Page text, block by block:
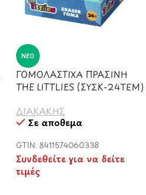
ΝΈΟ
ΓΟΜΟΛΑΣΤΙΧΑ ΠΡΑΣΙΝΗ
THE LITTLIES (ΣΥΣΚ-24ΤΕΜ)
ΔΙΑΚΑΚΗΣ
Σε απόθεμα
GTIN: 8411574060338
Συνδεθείτε για να δείτε
τιμές